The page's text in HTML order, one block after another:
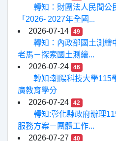
轉知：財團法人民間公
「2026- 2027年全國...
2026-07-14
49
轉知：內政部國土測繪
老馬－探索國土測繪...
2026-07-24
46
轉知:朝陽科技大學115
廣教育學分
2026-07-24
42
轉知:彰化縣政府辦理
服務方案－團體工作...
2026-07-27
40